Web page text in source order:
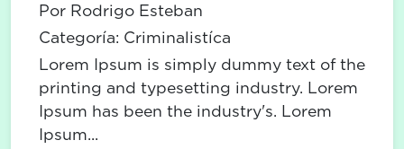
Por Rodrigo Esteban
Categoría: Criminalistíca
Lorem Ipsum is simply dummy text of the
printing and typesetting industry. Lorem
Ipsum has been the industry's. Lorem
Ipsum...